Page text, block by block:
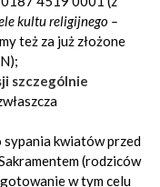
kultu religijnego –
też za już złożone
szczególnie
sypania kwiatów przed
(rodziców
w tym celu